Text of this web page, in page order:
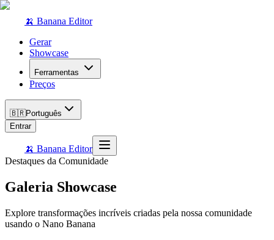
🍌 Banana Editor
Gerar
Showcase
Ferramentas
Preços
🇧🇷Português
Entrar
🍌 Banana Editor
Destaques da Comunidade
Galeria Showcase
Explore transformações incríveis criadas pela nossa comunidade
usando o Nano Banana